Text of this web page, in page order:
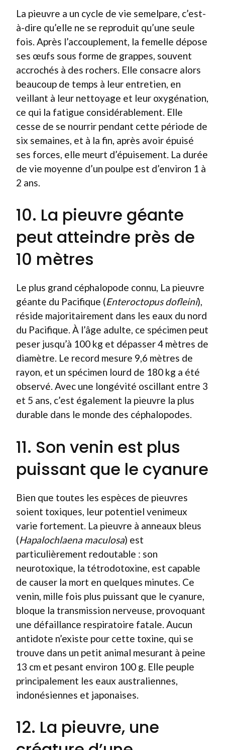
La pieuvre a un cycle de vie semelpare, c’est-
à-dire qu’elle ne se reproduit qu’une seule
fois. Après l’accouplement, la femelle dépose
ses œufs sous forme de grappes, souvent
accrochés à des rochers. Elle consacre alors
beaucoup de temps à leur entretien, en
veillant à leur nettoyage et leur oxygénation,
ce qui la fatigue considérablement. Elle
cesse de se nourrir pendant cette période de
six semaines, et à la fin, après avoir épuisé
ses forces, elle meurt d’épuisement. La durée
de vie moyenne d’un poulpe est d’environ 1 à
2 ans.
10. La pieuvre géante
peut atteindre près de
10 mètres
Le plus grand céphalopode connu, La pieuvre
géante du Pacifique (Enteroctopus dofleini),
réside majoritairement dans les eaux du nord
du Pacifique. À l’âge adulte, ce spécimen peut
peser jusqu’à 100 kg et dépasser 4 mètres de
diamètre. Le record mesure 9,6 mètres de
rayon, et un spécimen lourd de 180 kg a été
observé. Avec une longévité oscillant entre 3
et 5 ans, c’est également la pieuvre la plus
durable dans le monde des céphalopodes.
11. Son venin est plus
puissant que le cyanure
Bien que toutes les espèces de pieuvres
soient toxiques, leur potentiel venimeux
varie fortement. La pieuvre à anneaux bleus
(Hapalochlaena maculosa) est
particulièrement redoutable : son
neurotoxique, la tétrodotoxine, est capable
de causer la mort en quelques minutes. Ce
venin, mille fois plus puissant que le cyanure,
bloque la transmission nerveuse, provoquant
une défaillance respiratoire fatale. Aucun
antidote n’existe pour cette toxine, qui se
trouve dans un petit animal mesurant à peine
13 cm et pesant environ 100 g. Elle peuple
principalement les eaux australiennes,
indonésiennes et japonaises.
12. La pieuvre, une